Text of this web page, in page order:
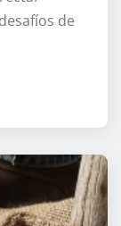
de